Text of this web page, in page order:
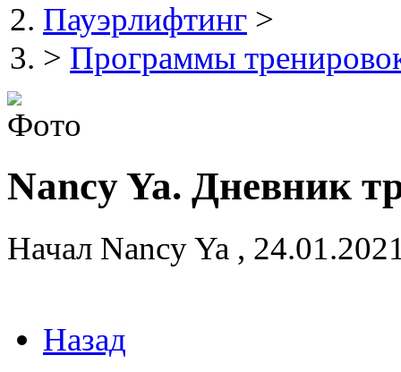
Пауэрлифтинг >
> Программы
Nancy Ya. Дневник
Начал Nancy Ya ,
Назад